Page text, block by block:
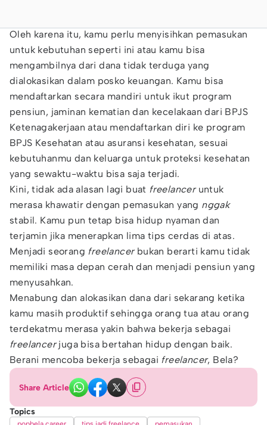
Oleh karena itu, kamu perlu menyisihkan pemasukan
untuk kebutuhan seperti ini atau kamu bisa
mengambilnya dari dana tidak terduga yang
dialokasikan dalam posko keuangan. Kamu bisa
mendaftarkan secara mandiri untuk ikut program
pensiun, jaminan kematian dan kecelakaan dari BPJS
Ketenagakerjaan atau mendaftarkan diri ke program
BPJS Kesehatan atau asuransi kesehatan, sesuai
kebutuhanmu dan keluarga untuk proteksi kesehatan
yang sewaktu-waktu bisa saja terjadi.
Kini, tidak ada alasan lagi buat freelanceruntuk
merasa khawatir dengan pemasukan yang nggak
stabil. Kamu pun tetap bisa hidup nyaman dan
terjamin jika menerapkan lima tips cerdas di atas.
Menjadi seorang freelancerbukan berarti kamu tidak
memiliki masa depan cerah dan menjadi pensiun yang
menyusahkan.
Menabung dan alokasikan dana dari sekarang ketika
kamu masih produktif sehingga orang tua atau orang
terdekatmu merasa yakin bahwa bekerja sebagai
freelancerjuga bisa bertahan hidup dengan baik.
Berani mencoba bekerja sebagai freelancer, Bela?
Share Article
Topics